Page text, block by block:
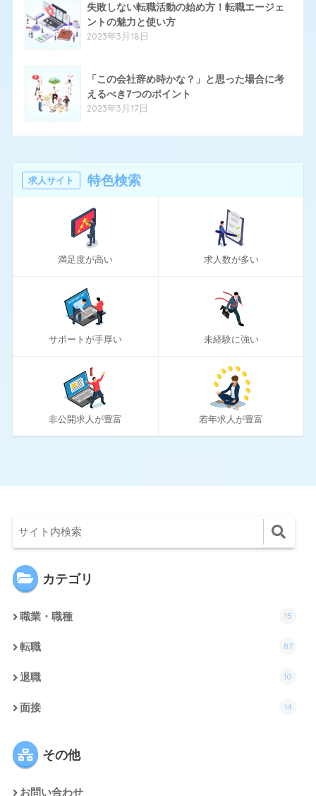
はたらいく 14
ハタラクティブ
ほいく畑
マスメディアン
リアルミーキャリア
リクナビNEXT
リクルートエージェント
リクルートダイレクトスカウト
ロバート・ウォルターズ
ワークポート
女性しごと応援テラス
社内SE転職ナビ
失敗しない転職活動の始め方！転職エージェ
ントの魅力と使い方
2023年3月18日
「この会社辞め時かな？」と思った場合に考
えるべき7つのポイント
2023年3月17日
求人サイト 特色検索
満足度が高い 求人数が多い
サポートが手厚い 未経験に強い
非公開求人が豊富 若年求人が豊富
カテゴリ
職業・職種 15
転職 87
退職 10
面接 14
その他
お問い合わせ